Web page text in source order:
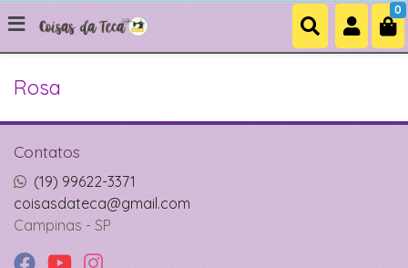
0
Rosa
Contatos
(19) 99622-3371
coisasdateca@gmail.com
Campinas - SP